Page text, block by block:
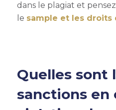
dans le plagiat et
le sample et les droits
Quelles sont
sanctions en